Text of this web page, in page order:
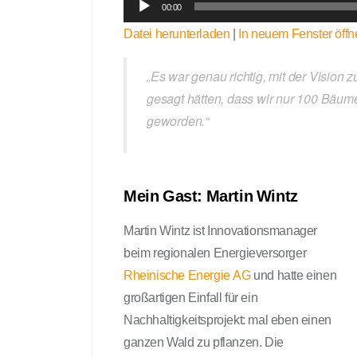
u
d
e
00:00
Datei herunterladen | In neuem Fenster
„Es war genau richtig, mit der Vision
gesagt hätten, dass wir nur 100
geworden.“
Mein Gast: Martin Wintz
Martin Wintz ist Innovationsmanager
beim regionalen Energieversorger
Rheinische Energie AGund hatte einen
großartigen Einfall für ein
Nachhaltigkeitsprojekt: mal eben einen
ganzen Wald zu pflanzen. Die